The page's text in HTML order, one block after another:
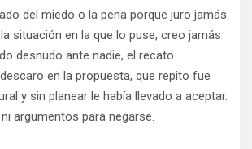
del miedo o la pena porque juro jamás
situación en la que lo puse, creo jamás
desnudo ante nadie, el recato
en la propuesta, que repito fue
y sin planear le había llevado a aceptar.
argumentos para negarse.